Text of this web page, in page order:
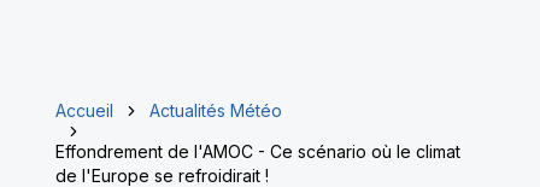
Accueil
Actualités Météo
Effondrement de l'AMOC - Ce scénario où le climat
de l'Europe se refroidirait !